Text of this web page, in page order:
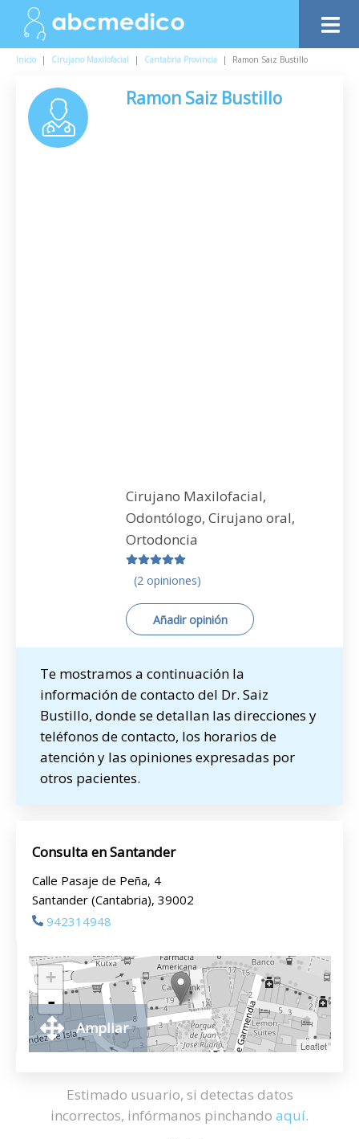
Inicio | Cirujano Maxilofacial | Cantabria Provincia | Ramon Saiz Bustillo
Ramon Saiz Bustillo
Cirujano Maxilofacial,
Odontólogo, Cirujano oral,
Ortodoncia
(2 opiniones)
Añadir opinión
Te mostramos a continuación la
información de contacto del Dr. Saiz
Bustillo, donde se detallan las direcciones y
teléfonos de contacto, los horarios de
atención y las opiniones expresadas por
otros pacientes.
Consulta en Santander
Calle Pasaje de Peña, 4
Santander (Cantabria), 39002
942314948
+
-
Leaflet
Ampliar
Estimado usuario, si detectas datos
incorrectos, infórmanos pinchando aquí.